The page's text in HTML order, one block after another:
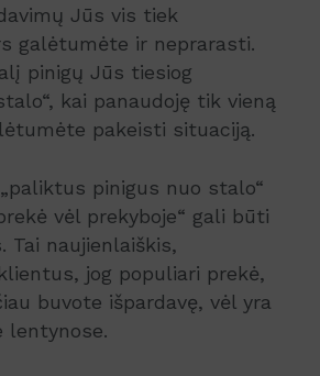
Jūs vis tiek
galėtumėte ir neprarasti.
pinigų Jūs tiesiog
kai panaudoję tik vieną
pakeisti situaciją.
pinigus nuo stalo“
vėl prekyboje“ gali būti
Tai naujienlaiškis,
jog populiari prekė,
buvote išpardavę, vėl yra
lentynose.